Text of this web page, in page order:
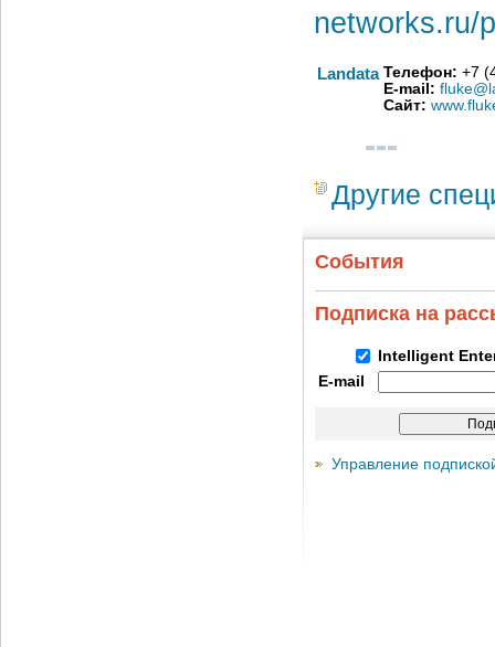
networks.ru/
Landata Телефон: +7
E-mail:
Сайт:
Другие
События
Подписка на
Intelligent
E-mail
Управление